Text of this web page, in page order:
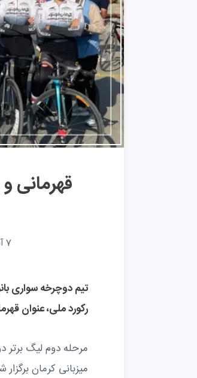
قهرمانی
7 آبان 1404
تیم دوچرخه سواری
رکورد ملی، عنوان
میزبانی کرمان